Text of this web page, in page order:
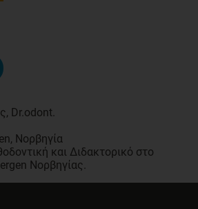
Dr.odont.
Νορβηγία
και Διδακτορικό στο
Νορβηγίας.